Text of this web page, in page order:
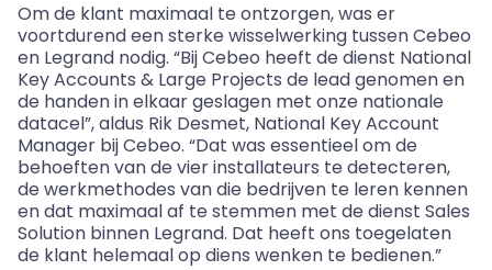
Om de klant maximaal te ontzorgen, was er
voortdurend een sterke wisselwerking tussen Cebeo
en Legrand nodig. “Bij Cebeo heeft de dienst National
Key Accounts & Large Projects de lead genomen en
de handen in elkaar geslagen met onze nationale
datacel”, aldus Rik Desmet, National Key Account
Manager bij Cebeo. “Dat was essentieel om de
behoeften van de vier installateurs te detecteren,
de werkmethodes van die bedrijven te leren kennen
en dat maximaal af te stemmen met de dienst Sales
Solution binnen Legrand. Dat heeft ons toegelaten
de klant helemaal op diens wenken te bedienen.”